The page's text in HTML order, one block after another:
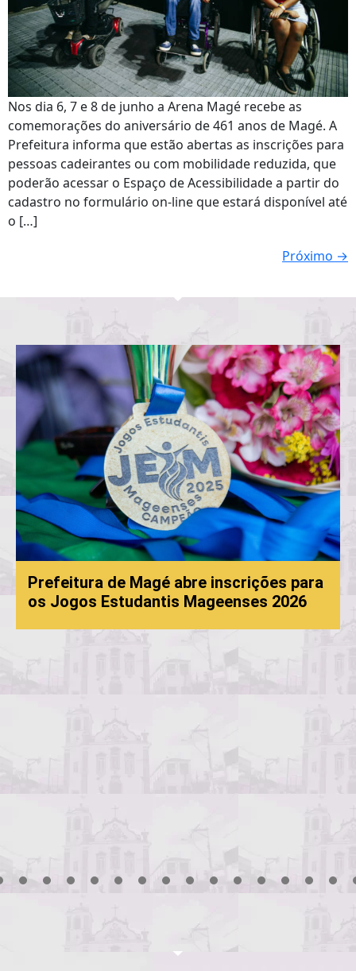
Nos dia 6, 7 e 8 de junho a Arena Magé recebe as
comemorações do aniversário de 461 anos de Magé. A
Prefeitura informa que estão abertas as inscrições para
pessoas cadeirantes ou com mobilidade reduzida, que
poderão acessar o Espaço de Acessibilidade a partir do
cadastro no formulário on-line que estará disponível até
o […]
Próximo →
Magé abre inscrições para
Mageenses 2026